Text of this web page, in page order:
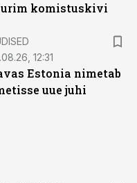
komistuskivi
12:31
Estonia nimetab
uue juhi